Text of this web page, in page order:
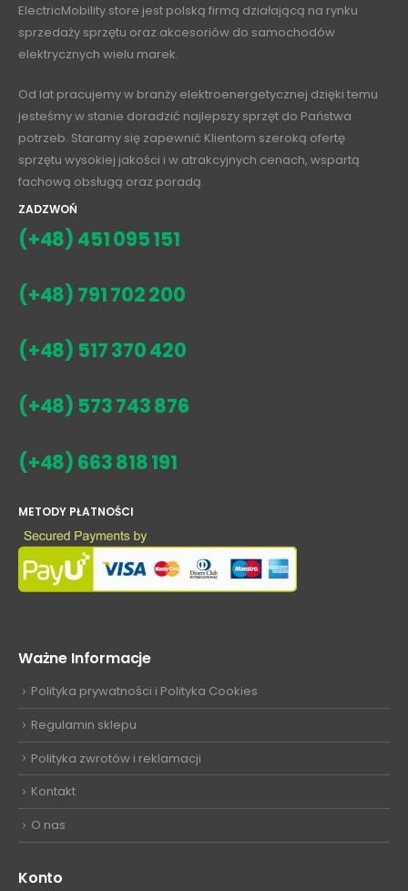
ElectricMobility.store jest polską firmą działającą na rynku
sprzedaży sprzętu oraz akcesoriów do samochodów
elektrycznych wielu marek.
Od lat pracujemy w branży elektroenergetycznej dzięki temu
jesteśmy w stanie doradzić najlepszy sprzęt do Państwa
potrzeb. Staramy się zapewnić Klientom szeroką ofertę
sprzętu wysokiej jakości i w atrakcyjnych cenach, wspartą
fachową obsługą oraz poradą.
ZADZWOŃ
(+48) 451 095 151
(+48) 791 702 200
(+48) 517 370 420
(+48) 573 743 876
(+48) 663 818 191
METODY PŁATNOŚCI
Ważne Informacje
Polityka prywatności i Polityka Cookies
Regulamin sklepu
Polityka zwrotów i reklamacji
Kontakt
O nas
Konto